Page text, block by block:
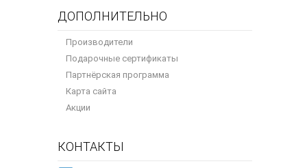
ДОПОЛНИТЕЛЬНО
Производители
Подарочные сертификаты
Партнёрская программа
Карта сайта
Акции
КОНТАКТЫ